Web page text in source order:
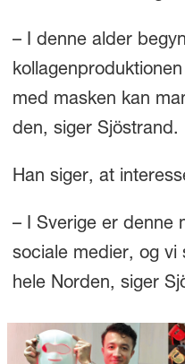
– I denne alder
med masken kan
den, siger Sjöstrand.
Han siger, at
– I Sverige er denne
sociale medier, og
hele Norden, siger